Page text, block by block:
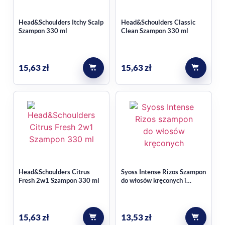
wmasuj w skórę głowy do powstania piany, a następnie
dokładnie spłucz wodą. W razie potrzeby powtórz czynność.
Najczęstsze pytania
Czy ten produkt łączy szampon i
odżywkę?
Tak, Head&Schoulders Classic Clean 2w1 Szampon 330 ml to
formuła łącząca funkcję szamponu i odżywki w jednym
Czy nadaje się do codziennego
stosowania?
Tak, w kontekście produktu wskazano, że jest odpowiedni do
Head&Schoulders Itchy Scalp
Szampon 330 ml
15,63zł
Head&Schoulders Classic
Clean Szampon 330 ml
15,63zł
Head&Schoulders Citrus
Fresh 2w1 Szampon 330 ml
15,63zł
Syoss Intense Rizos Szampon
do włosów kręconych i
13,53zł